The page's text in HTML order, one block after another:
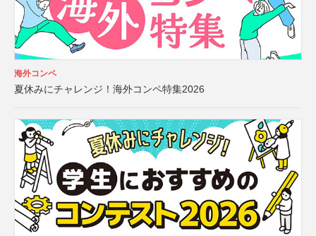
海外コンペ
夏休みにチャレンジ！海外コンペ特集2026